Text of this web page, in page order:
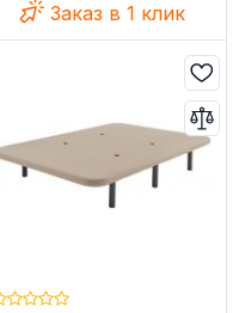
Заказ в 1 клик